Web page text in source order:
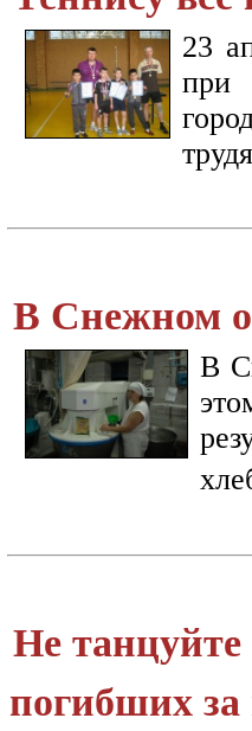
23
при
В Снежном
В
Не
погибших